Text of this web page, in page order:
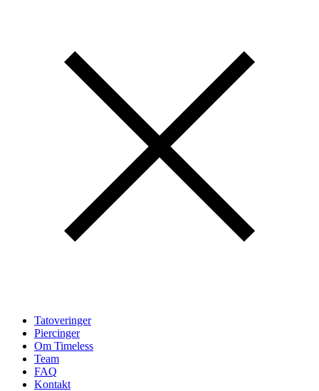
Tatoveringer
Piercinger
Om Timeless
Team
FAQ
Kontakt